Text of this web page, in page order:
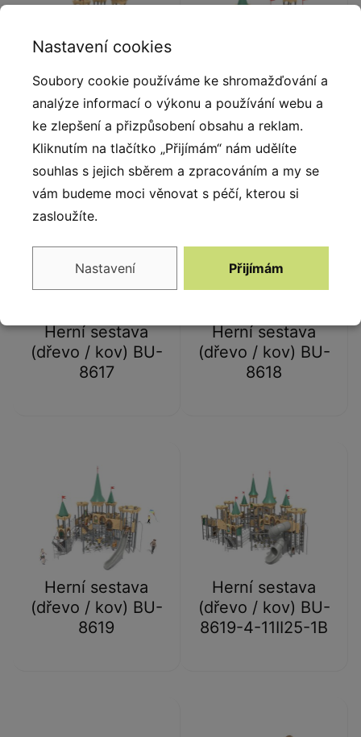
Herní sestava
(dřevo / kov) BU-
8615
Herní sestava
(dřevo / kov) BU-
8616
Herní sestava
(dřevo / kov) BU-
8617
Herní sestava
(dřevo / kov) BU-
8618
Herní sestava
(dřevo / kov) BU-
8619
Herní sestava
(dřevo / kov) BU-
8619-4-11II25-1B
Nastavení cookies
Soubory cookie používáme ke shromažďování a
analýze informací o výkonu a používání webu a
ke zlepšení a přizpůsobení obsahu a reklam.
Kliknutím na tlačítko „Přijímám“ nám udělíte
souhlas s jejich sběrem a zpracováním a my se
vám budeme moci věnovat s péčí, kterou si
zasloužíte.
Nastavení Přijímám